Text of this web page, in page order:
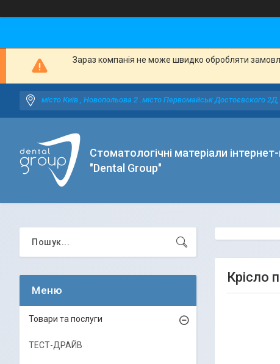
Зараз компанія не може швидко обробляти
місто Київ , Новопольова 2 .місто Первомайськ Достоєвского
Стоматологічні матеріали
"Dental Group"
Крісло
Товари та послуги
ТЕСТ-ДРАЙВ